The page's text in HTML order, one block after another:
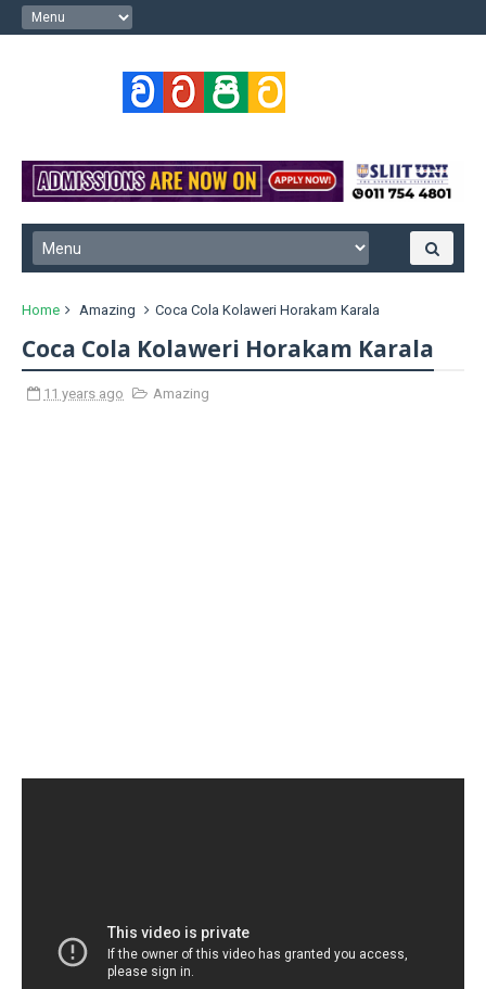
Home Amazing Coca Cola Kolaweri Horakam Karala
Coca Cola Kolaweri Horakam Karala
11 years ago Amazing